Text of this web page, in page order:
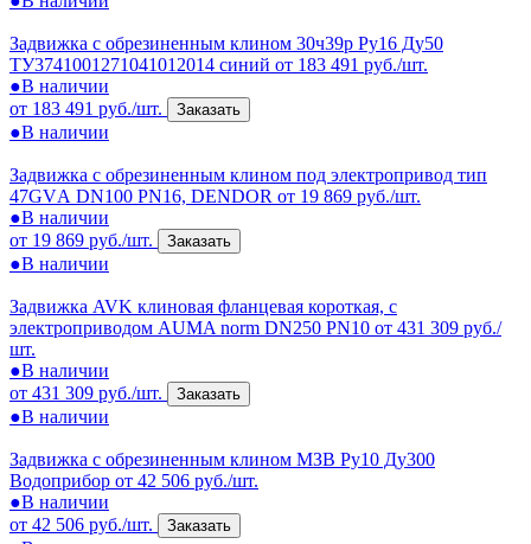
Задвижка с обрезиненным клином 30ч39р Ру16 Ду50
ТУ3741001271041012014 синий от 183 491 руб./шт.
●В наличии
от 183 491 руб./шт.
Заказать
●В наличии
Задвижка с обрезиненным клином под электропривод тип
47GVА DN100 PN16, DENDOR от 19 869 руб./шт.
●В наличии
от 19 869 руб./шт.
Заказать
●В наличии
Задвижка AVK клиновая фланцевая короткая, с
электроприводом AUMA norm DN250 PN10 от 431 309 руб./
шт.
●В наличии
от 431 309 руб./шт.
Заказать
●В наличии
Задвижка с обрезиненным клином МЗВ Ру10 Ду300
Водоприбор от 42 506 руб./шт.
●В наличии
от 42 506 руб./шт.
Заказать